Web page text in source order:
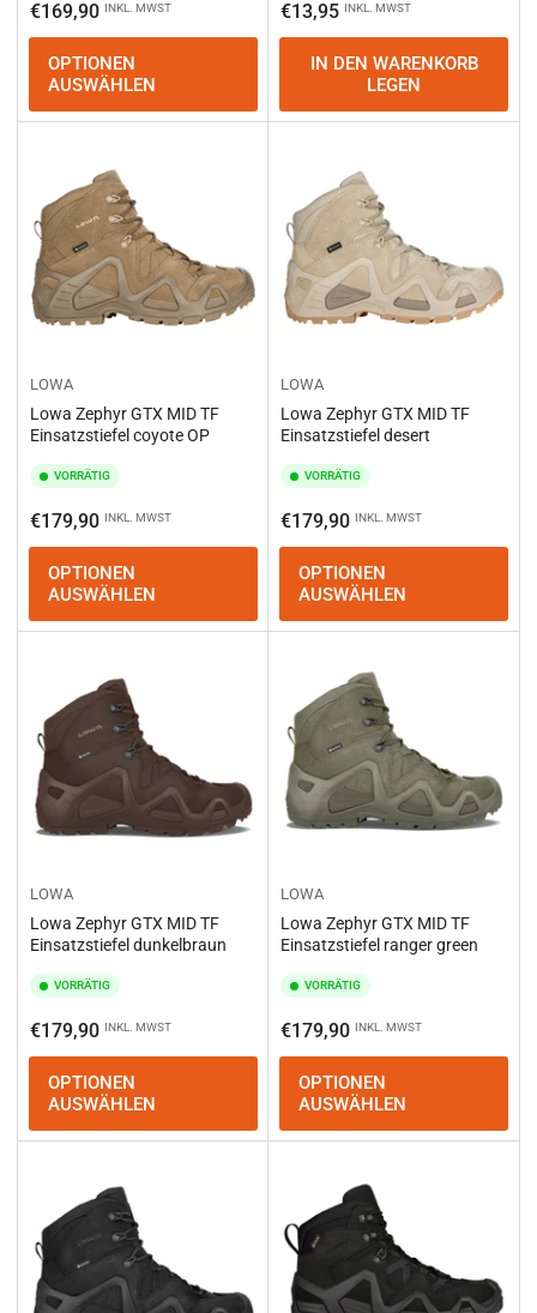
Normaler
Preis
€169,90 INKL. MWST
OPTIONEN
AUSWÄHLEN
Normaler
Preis
€13,95 INKL. MWST
IN DEN WARENKORB
LEGEN
LOWA
Lowa Zephyr GTX MID TF
Einsatzstiefel coyote OP
VORRÄTIG
Normaler
Preis
€179,90 INKL. MWST
OPTIONEN
AUSWÄHLEN
LOWA
Lowa Zephyr GTX MID TF
Einsatzstiefel desert
VORRÄTIG
Normaler
Preis
€179,90 INKL. MWST
OPTIONEN
AUSWÄHLEN
LOWA
Lowa Zephyr GTX MID TF
Einsatzstiefel dunkelbraun
VORRÄTIG
Normaler
Preis
€179,90 INKL. MWST
OPTIONEN
AUSWÄHLEN
LOWA
Lowa Zephyr GTX MID TF
Einsatzstiefel ranger green
VORRÄTIG
Normaler
Preis
€179,90 INKL. MWST
OPTIONEN
AUSWÄHLEN